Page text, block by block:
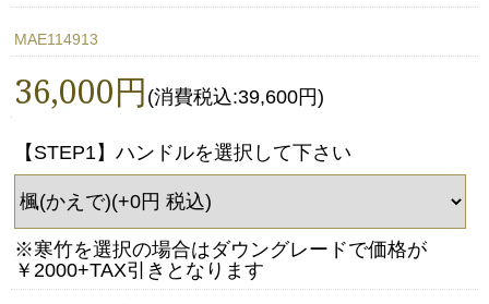
MAE114913
36,000円 (消費税込:39,600円)
【STEP1】ハンドルを選択して下さい
※寒竹を選択の場合はダウングレードで価格が
￥2000+TAX引きとなります